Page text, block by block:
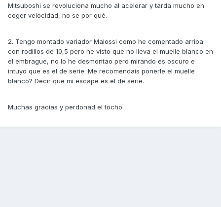
Mitsuboshi se revoluciona mucho al acelerar y tarda mucho en
coger velocidad, no se por qué.
2. Tengo montado variador Malossi como he comentado arriba
con rodillos de 10,5 pero he visto que no lleva el muelle blanco en
el embrague, no lo he desmontao pero mirando es oscuro e
intuyo que es el de serie. Me recomendais ponerle el muelle
blanco? Decir que mi escape es el de serie.
Muchas gracias y perdonad el tocho.